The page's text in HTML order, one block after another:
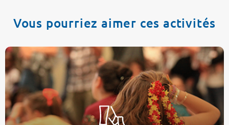
Vous pourriez aimer ces activités